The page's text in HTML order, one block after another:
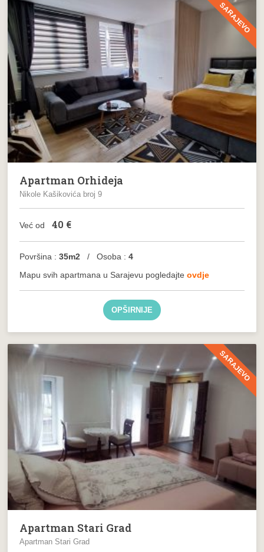
SARAJEVO
Apartman Orhideja
Nikole Kašikovića broj 9
Već od 40 €
Površina :35m2 / Osoba :4
Mapu svih apartmana u Sarajevu pogledajteovdje
OPŠIRNIJE
SARAJEVO
Apartman Stari Grad
Apartman Stari Grad